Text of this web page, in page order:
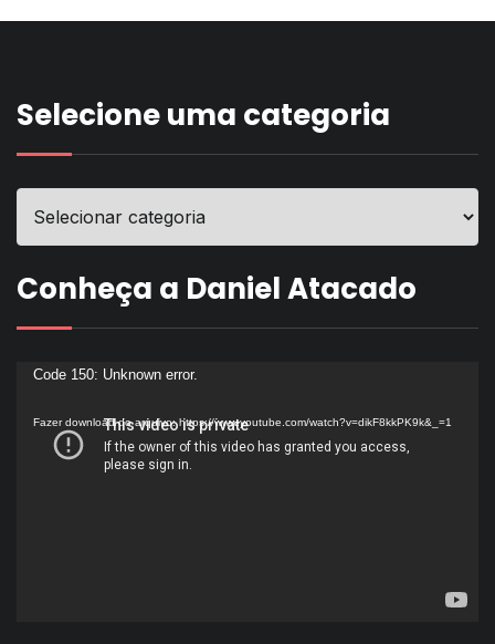
Selecione uma categoria
Conheça a Daniel Atacado
Tocador
vídeo
Code 150: Unknown error.
Fazer download do arquivo: https://www.youtube.com/watch?v=dikF8kkPK9k&_=1